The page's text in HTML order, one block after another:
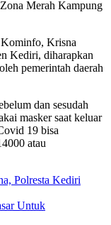
Merah Kampung
Krisna
Kediri, diharapkan
pemerintah daerah
dan sesudah
masker saat keluar
19 bisa
atau
Polresta Kediri
Untuk